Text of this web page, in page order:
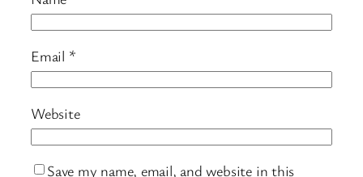
Email *
Website
Save my name, email, and website in this